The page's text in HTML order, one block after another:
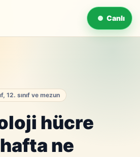
Canlı
12. sınıf ve mezun
hücre
ne